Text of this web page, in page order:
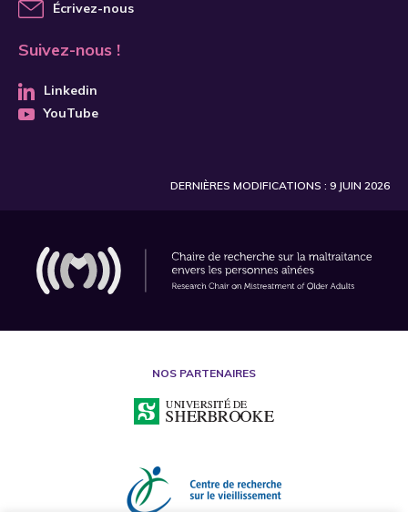
Écrivez-nous
Suivez-nous !
Linkedin
YouTube
DERNIÈRES MODIFICATIONS : 9 JUIN 2026
NOS PARTENAIRES